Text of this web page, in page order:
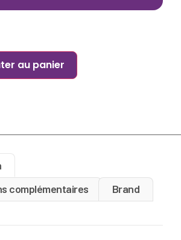
au panier
complémentaires
Brand